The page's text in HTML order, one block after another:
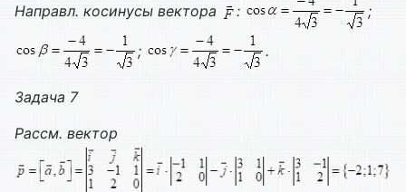
Направл. косинусы вектора : ;
; .
Задача 7
Рассм. вектор